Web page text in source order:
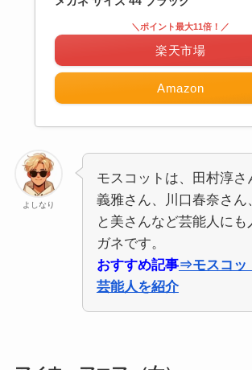
Amazon
＼ポイント最大11倍！／
楽天市場
よしなり
モスコットは、田村淳さ
義雅さん、川口春奈さん
と美さんなど芸能人にも
ガネです。
おすすめ記事⇒モスコッ
芸能人を紹介